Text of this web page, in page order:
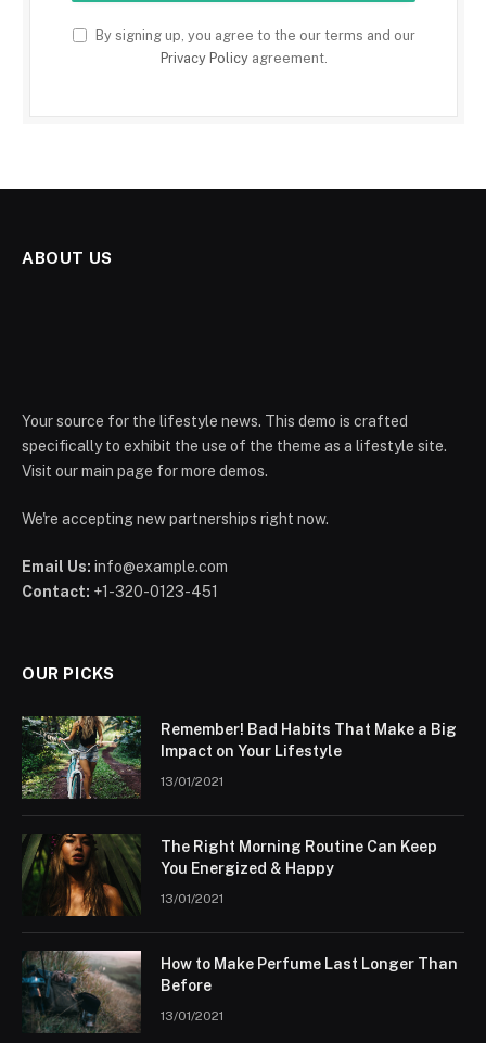
By signing up, you agree to the our terms and our
Privacy Policyagreement.
ABOUT US
Your source for the lifestyle news. This demo is crafted
specifically to exhibit the use of the theme as a lifestyle site.
Visit our main page for more demos.
We're accepting new partnerships right now.
Email Us: info@example.com
Contact: +1-320-0123-451
OUR PICKS
Remember! Bad Habits That Make a Big
Impact on Your Lifestyle
13/01/2021
The Right Morning Routine Can Keep
You Energized & Happy
13/01/2021
How to Make Perfume Last Longer Than
Before
13/01/2021